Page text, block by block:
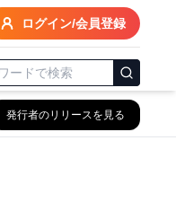
ログイン/会員登録
発行者のリリースを見る